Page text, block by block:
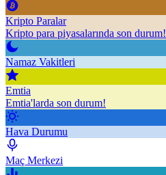
Kripto Paralar
Kripto para piyasalarında son durum!
Namaz Vakitleri
Emtia
Emtia'larda son durum!
Hava Durumu
Maç Merkezi